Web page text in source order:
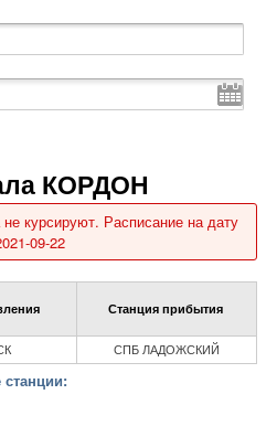
КОРДОН
курсируют. Расписание на дату
09-22
Станция прибытия
СПБ ЛАДОЖСКИЙ